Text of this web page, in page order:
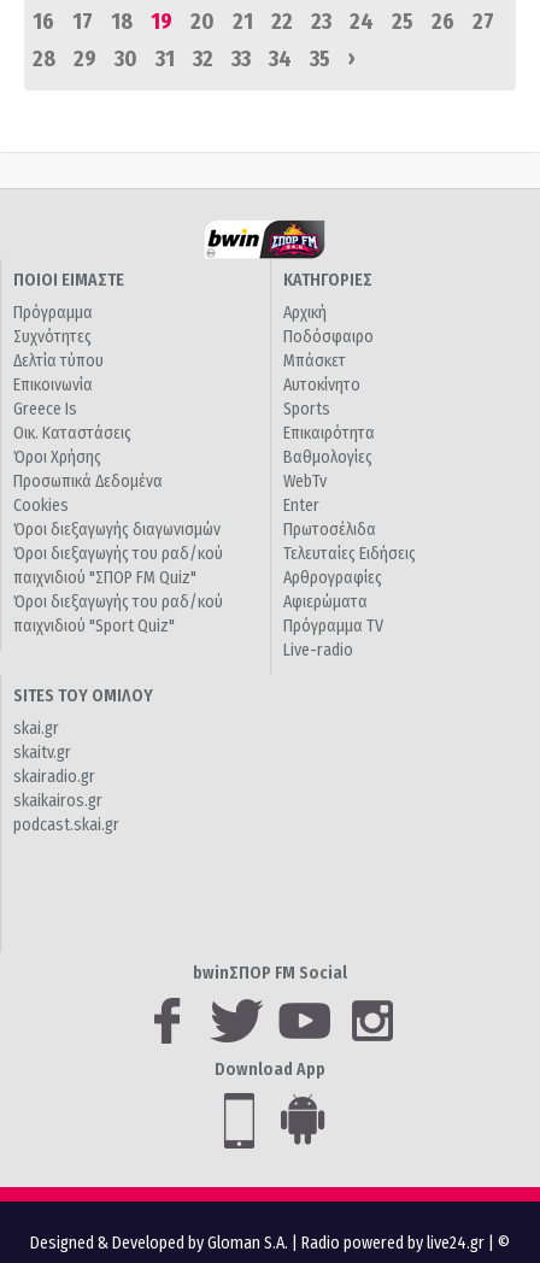
16
17 18 19 20 21 22 23 24 25 26
27
28
29 30 31 32 33 34 35 ›
ΠΟΙΟΙ ΕΙΜΑΣΤΕ
Πρόγραμμα
Συχνότητες
Δελτία τύπου
Επικοινωνία
Greece Is
Οικ. Καταστάσεις
Όροι Χρήσης
Προσωπικά Δεδομένα
Cookies
Όροι διεξαγωγής διαγωνισμών
Όροι διεξαγωγής του ραδ/κού
παιχνιδιού "ΣΠΟΡ FM Quiz"
Όροι διεξαγωγής του ραδ/κού
παιχνιδιού "Sport Quiz"
ΚΑΤΗΓΟΡΙΕΣ
Αρχική
Ποδόσφαιρο
Μπάσκετ
Αυτοκίνητο
Sports
Επικαιρότητα
Βαθμολογίες
WebTv
Enter
Πρωτοσέλιδα
Τελευταίες Ειδήσεις
Αρθρογραφίες
Αφιερώματα
Πρόγραμμα TV
Live-radio
SITES ΤΟΥ ΟΜΙΛΟΥ
skai.gr
skaitv.gr
skairadio.gr
skaikairos.gr
podcast.skai.gr
bwinΣΠΟΡ FM Social
Download App
Designed & Developed by Gloman S.A. Radio powered by live24.gr | ©